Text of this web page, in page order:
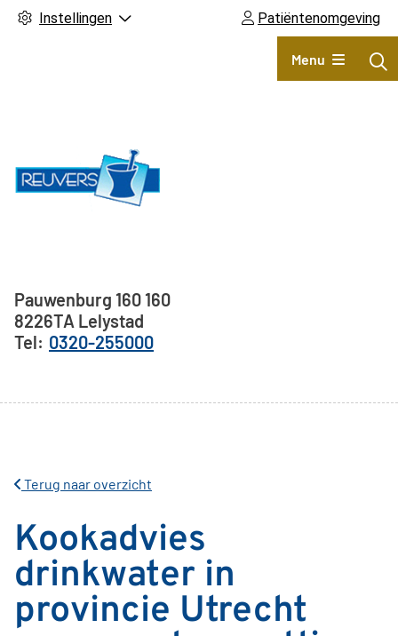
Instellingen Patiëntenomgeving
Hoofdmenu
Menu
Adresgegevens
Pauwenburg 160 160
8226TA Lelystad
0320-255000
Terug naar overzicht
Kookadvies
drinkwater in
provincie Utrecht